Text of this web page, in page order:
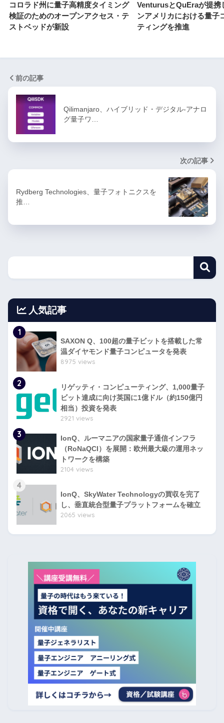
コロラド州に量子高精度タイミング
検証のためのオープンアクセス・テ
ストベッドが新設
VenturusとQuEraが提携
ンアメリカにおける量子
ティングを推進
前の記事
Qilimanjaro、ハイブリッド・デジタル-アナロ
グ量子ワ…
次の記事
Rydberg Technologies、量子フォトニクスを
推…
人気記事
1
SAXON Q、100超の量子ビットを搭載した常
温ダイヤモンド量子コンピュータを発表
8975 views
2
リゲッティ・コンピューティング、1,000量子
ビット達成に向け英国に1億ドル（約150億円
相当）投資を発表
2921 views
3
IonQ、ルーマニアの国家量子通信インフラ
（RoNaQCI）を展開：欧州最大級の運用ネッ
トワークを構築
2104 views
4
IonQ、SkyWater Technologyの買収を完了
し、垂直統合型量子プラットフォームを確立
2065 views